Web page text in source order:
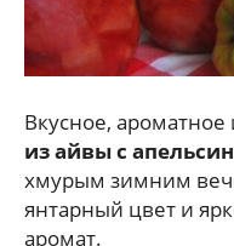
Вкусное,
из айвы с
хмурым зимним
янтарный цвет и
аромат.